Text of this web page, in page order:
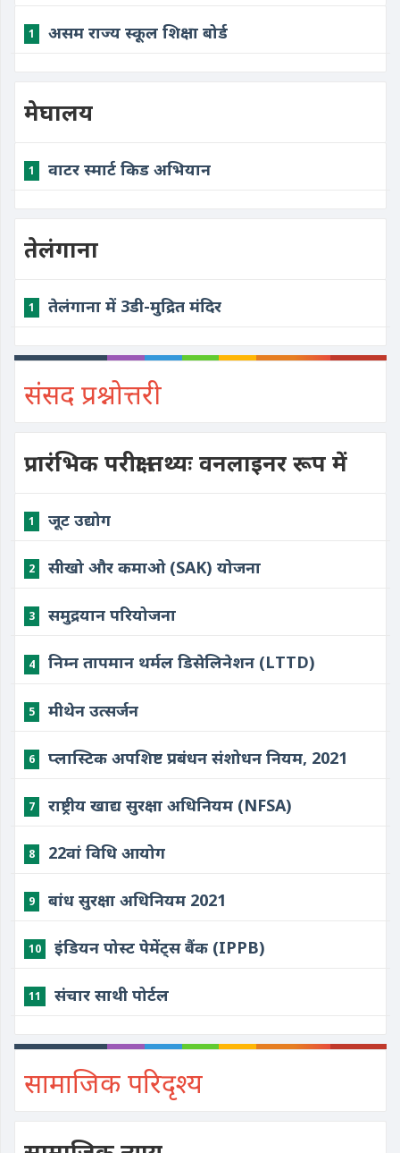
1 असम राज्य स्कूल शिक्षा बोर्ड
मेघालय
1 वाटर स्मार्ट किड अभियान
तेलंगाना
1 तेलंगाना में 3डी-मुद्रित मंदिर
संसद प्रश्नोत्तरी
प्रारंभिक परीक्षा तथ्यः वनलाइनर रूप में
1 जूट उद्योग
2 सीखो और कमाओ (SAK) योजना
3 समुद्रयान परियोजना
4 निम्न तापमान थर्मल डिसेलिनेशन (LTTD)
5 मीथेन उत्सर्जन
6 प्लास्टिक अपशिष्ट प्रबंधन संशोधन नियम, 2021
7 राष्ट्रीय खाद्य सुरक्षा अधिनियम (NFSA)
8 22वां विधि आयोग
9 बांध सुरक्षा अधिनियम 2021
10 इंडियन पोस्ट पेमेंट्स बैंक (IPPB)
11 संचार साथी पोर्टल
सामाजिक परिदृश्य